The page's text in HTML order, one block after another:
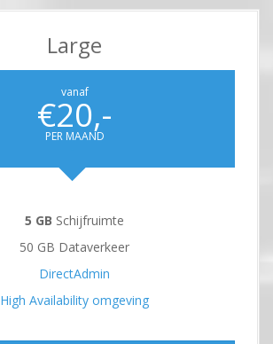
Large
vanaf
€20,-
PER MAAND
5 GB Schijfruimte
50 GB Dataverkeer
DirectAdmin
High Availability omgeving